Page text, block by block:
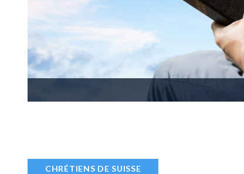
CHRÉTIENS DE SUISSE